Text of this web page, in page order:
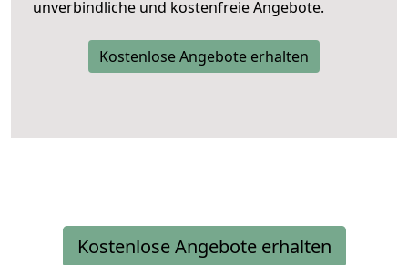
unverbindliche und kostenfreie Angebote.
Kostenlose Angebote erhalten
Kostenlose Angebote erhalten